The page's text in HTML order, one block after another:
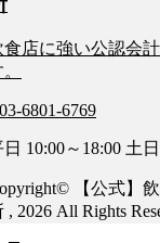
食店に強い公認会
6801-6769
日 10:00～18:00 土
【公式】
, 2026 All Rights